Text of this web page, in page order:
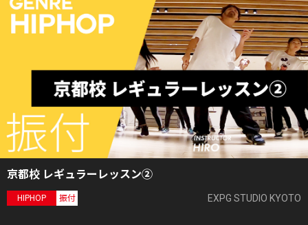
京都校 レギュラーレッスン②
HIPHOP 振付 EXPG STUDIO KYOTO